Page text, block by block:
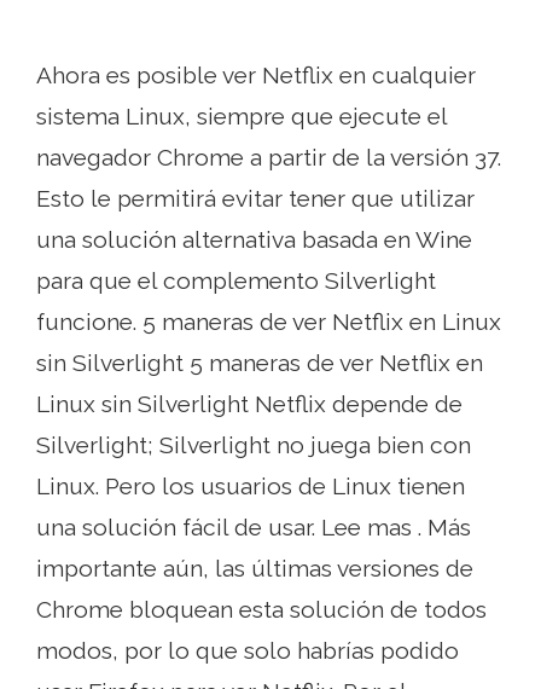
Ahora es posible ver Netflix en cualquier
sistema Linux, siempre que ejecute el
navegador Chrome a partir de la versión 37.
Esto le permitirá evitar tener que utilizar
una solución alternativa basada en Wine
para que el complemento Silverlight
funcione. 5 maneras de ver Netflix en Linux
sin Silverlight 5 maneras de ver Netflix en
Linux sin Silverlight Netflix depende de
Silverlight; Silverlight no juega bien con
Linux. Pero los usuarios de Linux tienen
una solución fácil de usar. Lee mas . Más
importante aún, las últimas versiones de
Chrome bloquean esta solución de todos
modos, por lo que solo habrías podido